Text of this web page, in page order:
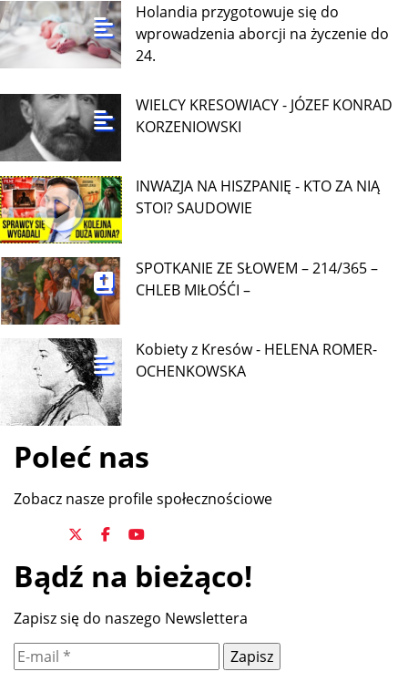
Holandia przygotowuje się do
wprowadzenia aborcji na życzenie do
24.
WIELCY KRESOWIACY - JÓZEF KONRAD
KORZENIOWSKI
INWAZJA NA HISZPANIĘ - KTO ZA NIĄ
STOI? SAUDOWIE
SPOTKANIE ZE SŁOWEM – 214/365 –
CHLEB MIŁOŚĆI –
Kobiety z Kresów - HELENA ROMER-
OCHENKOWSKA
Poleć nas
Zobacz nasze profile społecznościowe
Bądź na bieżąco!
Zapisz się do naszego Newslettera